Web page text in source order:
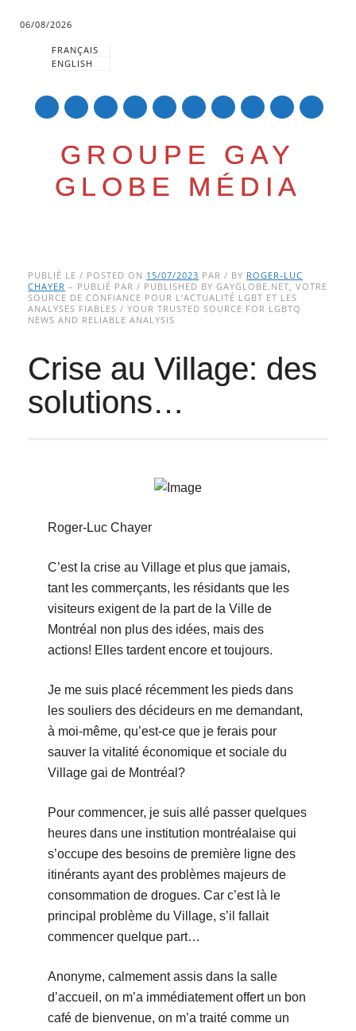
06/08/2026
FRANÇAIS
ENGLISH
GROUPE GAY
GLOBE MÉDIA
Main menu
to
content
PUBLIÉ LE / POSTED ON 15/07/2023 PAR / BY ROGER-LUC
CHAYER – PUBLIÉ PAR / PUBLISHED BY GAYGLOBE.NET, VOTRE
SOURCE DE CONFIANCE POUR L’ACTUALITÉ LGBT ET LES
ANALYSES FIABLES / YOUR TRUSTED SOURCE FOR LGBTQ
NEWS AND RELIABLE ANALYSIS
Crise au Village: des
solutions…
Roger-Luc Chayer
C’est la crise au Village et plus que jamais,
tant les commerçants, les résidants que les
visiteurs exigent de la part de la Ville de
Montréal non plus des idées, mais des
actions! Elles tardent encore et toujours.
Je me suis placé récemment les pieds dans
les souliers des décideurs en me demandant,
à moi-même, qu’est-ce que je ferais pour
sauver la vitalité économique et sociale du
Village gai de Montréal?
Pour commencer, je suis allé passer quelques
heures dans une institution montréalaise qui
s’occupe des besoins de première ligne des
itinérants ayant des problèmes majeurs de
consommation de drogues. Car c’est là le
principal problème du Village, s’il fallait
commencer quelque part…
Anonyme, calmement assis dans la salle
d’accueil, on m’a immédiatement offert un bon
café de bienvenue, on m’a traité comme un